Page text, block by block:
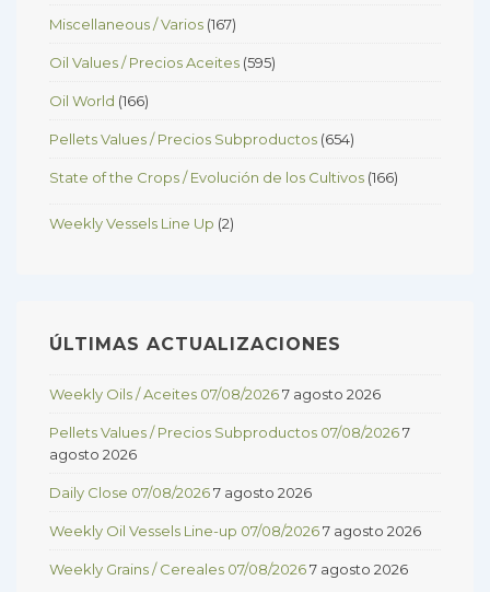
Miscellaneous / Varios (167)
Oil Values / Precios Aceites (595)
Oil World (166)
Pellets Values / Precios Subproductos (654)
State of the Crops / Evolución de los Cultivos (166)
Weekly Vessels Line Up (2)
ÚLTIMAS ACTUALIZACIONES
Weekly Oils / Aceites 07/08/20267 agosto 2026
Pellets Values / Precios Subproductos 07/08/20267
agosto 2026
Daily Close 07/08/20267 agosto 2026
Weekly Oil Vessels Line-up 07/08/20267 agosto 2026
Weekly Grains / Cereales 07/08/20267 agosto 2026